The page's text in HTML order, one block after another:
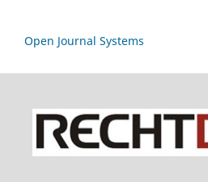
Open Journal Systems